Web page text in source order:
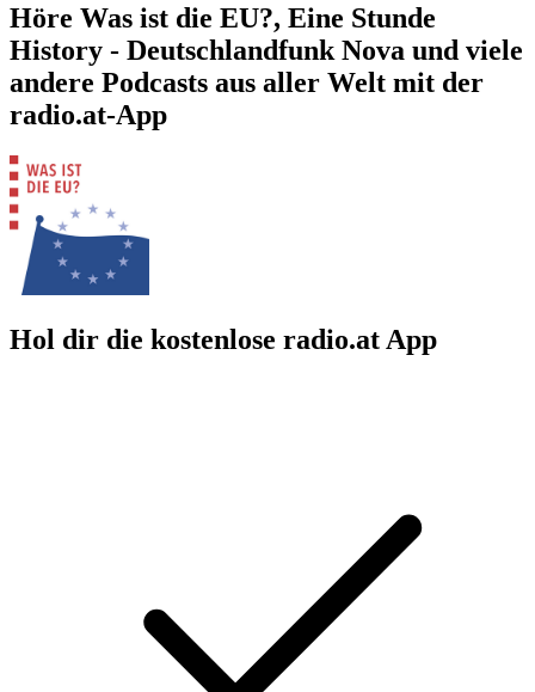
Höre Was ist die EU?, Eine Stunde
History - Deutschlandfunk Nova und viele
andere Podcasts aus aller Welt mit der
radio.at-App
Hol dir die kostenlose radio.at App